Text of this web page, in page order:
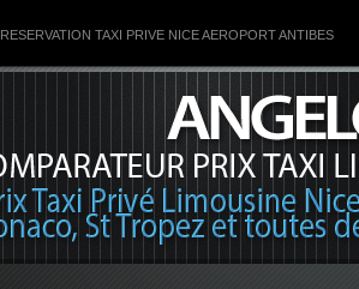
RESERVATION TAXI PRIVE NICE AEROPORT ANTIBES